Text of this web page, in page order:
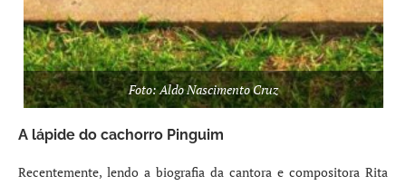
Foto: Aldo Nascimento Cruz
A lápide do cachorro Pinguim
Recentemente, lendo a biografia da cantora e compositora Rita